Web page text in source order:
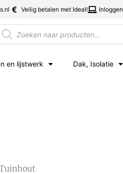
Veilig betalen met Ideal! Inloggen
en lijstwerk Dak, Isolatie